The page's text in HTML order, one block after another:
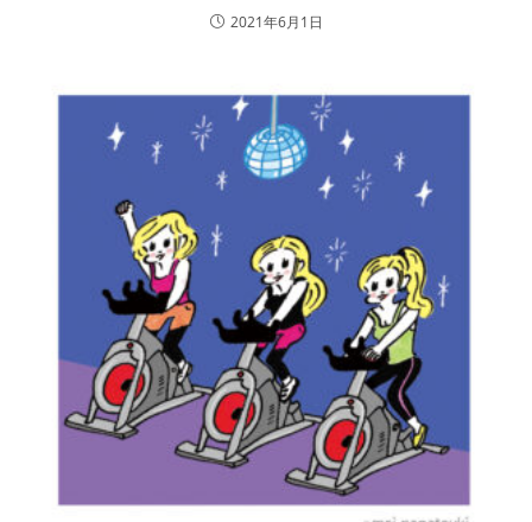
2021年6月1日